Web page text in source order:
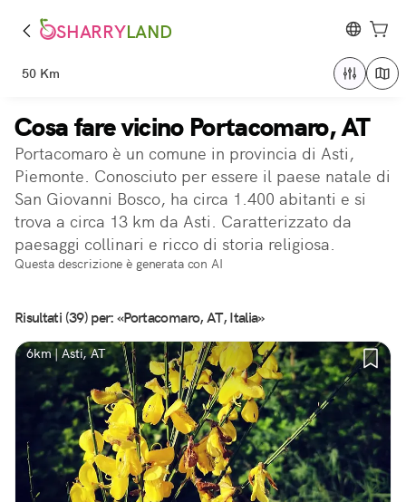
SHARRYLAND
50 Km
Cosa fare vicino Portacomaro, AT
Portacomaro è un comune in provincia di Asti,
Piemonte. Conosciuto per essere il paese natale di
San Giovanni Bosco, ha circa 1.400 abitanti e si
trova a circa 13 km da Asti. Caratterizzato da
paesaggi collinari e ricco di storia religiosa.
Questa descrizione è generata con AI
Risultati (39) per: «Portacomaro, AT, Italia»
6km | Asti, AT